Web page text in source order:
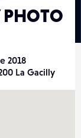
PHOTO
2018
La Gacilly